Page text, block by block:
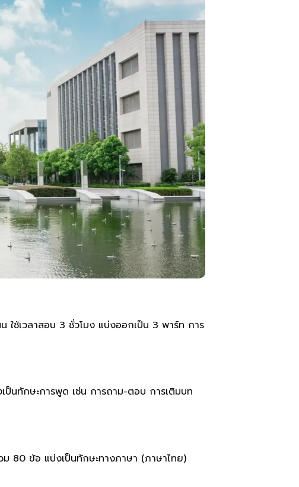
ช้เวลาสอบ 3 ชั่วโมง แบ่งออกเป็น 3 พาร์ท การ
ป็นทักษะการพูด เช่น การถาม-ตอบ การเติมบท
ม 80 ข้อ แบ่งเป็นทักษะทางภาษา (ภาษาไทย)